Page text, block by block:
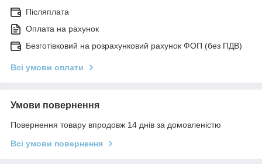
Післяплата
Оплата на рахунок
Безготівковий на розрахунковий рахунок ФОП (без ПДВ)
Всі умови оплати
Умови повернення
Повернення товару впродовж 14 днів за домовленістю
Всі умови повернення